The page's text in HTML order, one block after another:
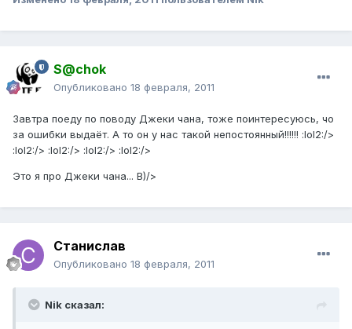
S@chok
Опубликовано 18 февраля, 2011
Завтра поеду по поводу Джеки чана, тоже поинтересуюсь, чо
за ошибки выдаёт. А то он у нас такой непостоянный!!!!!! :lol2:/>
:lol2:/> :lol2:/> :lol2:/> :lol2:/>
Это я про Джеки чана... B)/>
Станислав
Опубликовано 18 февраля, 2011
Nik сказал: